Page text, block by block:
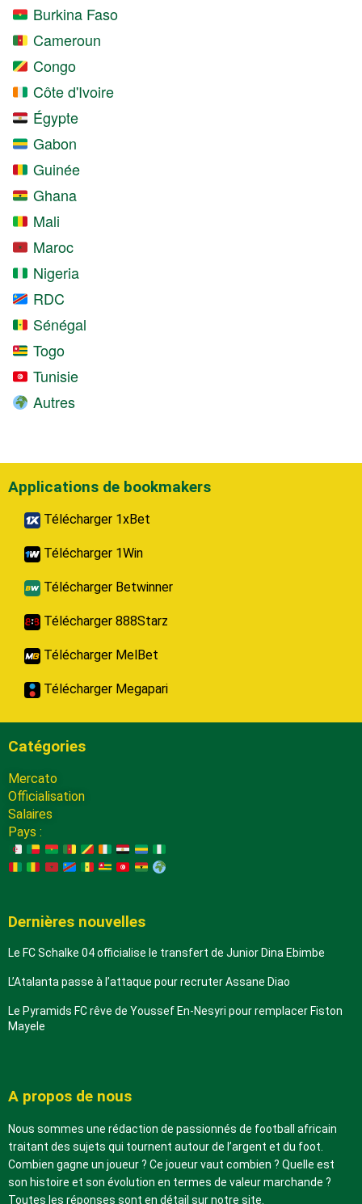
Burkina Faso
Cameroun
Congo
Côte d'Ivoire
Égypte
Gabon
Guinée
Ghana
Mali
Maroc
Nigeria
RDC
Sénégal
Togo
Tunisie
Autres
Applications de bookmakers
Télécharger 1xBet
Télécharger 1Win
Télécharger Betwinner
Télécharger 888Starz
Télécharger MelBet
Télécharger Megapari
Catégories
Mercato
Officialisation
Salaires
Pays :
Dernières nouvelles
Le FC Schalke 04 officialise le transfert de Junior Dina Ebimbe
L’Atalanta passe à l’attaque pour recruter Assane Diao
Le Pyramids FC rêve de Youssef En-Nesyri pour remplacer Fiston
Mayele
A propos de nous
Nous sommes une rédaction de passionnés de football africain
traitant des sujets qui tournent autour de l’argent et du foot.
Combien gagne un joueur ? Ce joueur vaut combien ? Quelle est
son histoire et son évolution en termes de valeur marchande ?
Toutes les réponses sont en détail sur notre site.